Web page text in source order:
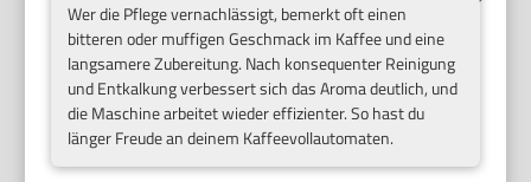
Wer die Pflege vernachlässigt, bemerkt oft einen
bitteren oder muffigen Geschmack im Kaffee und eine
langsamere Zubereitung. Nach konsequenter Reinigung
und Entkalkung verbessert sich das Aroma deutlich, und
die Maschine arbeitet wieder effizienter. So hast du
länger Freude an deinem Kaffeevollautomaten.